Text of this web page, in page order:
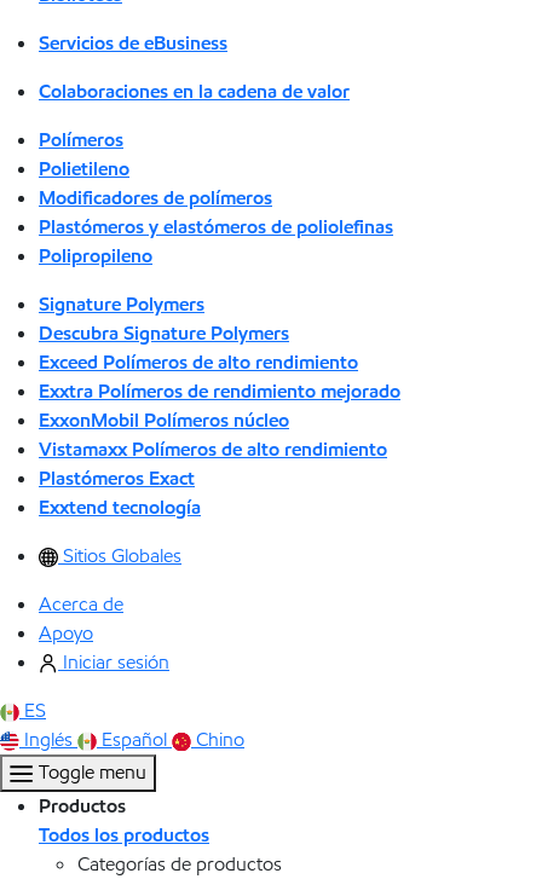
Servicios de eBusiness
Colaboraciones en la cadena de valor
Polímeros
Polietileno
Modificadores de polímeros
Plastómeros y elastómeros de poliolefinas
Polipropileno
Signature Polymers
Descubra Signature Polymers
Exceed Polímeros de alto rendimiento
Exxtra Polímeros de rendimiento mejorado
ExxonMobil Polímeros núcleo
Vistamaxx Polímeros de alto rendimiento
Plastómeros Exact
Exxtend tecnología
Sitios Globales
Acerca de
Apoyo
Iniciar sesión
ES
Inglés
Español
Chino
Toggle menu
Productos
Todos los productos
Categorías de productos